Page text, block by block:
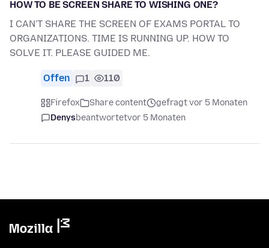
HOW TO BE SCREEN SHARE TO WISHING ONE?
I CAN'T SHARE THE SCREEN OF EXAMS PORTAL TO
ORGANIZATIONS. TIME IS RUNNING UP. HOW TO
SOLVE IT. PLEASE GUIDED ME.
Offen 1 110
Firefox Share content
gefragt vor 5 Monaten
Denysbeantwortetvor 5 Monaten